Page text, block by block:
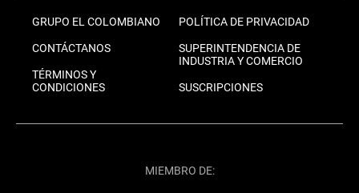
GRUPO EL COLOMBIANO
CONTÁCTANOS
TÉRMINOS Y
CONDICIONES
POLÍTICA DE PRIVACIDAD
SUPERINTENDENCIA DE
INDUSTRIA Y COMERCIO
SUSCRIPCIONES
MIEMBRO DE: